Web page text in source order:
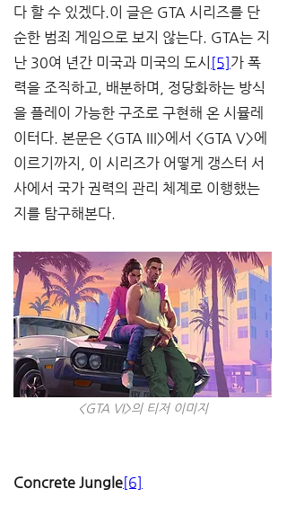
다 할 수 있겠다.이 글은 GTA 시리즈를 단
순한 범죄 게임으로 보지 않는다. GTA는 지
난 30여 년간 미국과 미국의 도시 [5]가 폭
력을 조직하고, 배분하며, 정당화하는 방식
을 플레이 가능한 구조로 구현해 온 시뮬레
이터다. 본문은 <GTA III>에서 <GTA V>에
이르기까지, 이 시리즈가 어떻게 갱스터 서
사에서 국가 권력의 관리 체계로 이행했는
지를 탐구해본다.
<GTA VI>의 티저 이미지
Concrete Jungle[6]